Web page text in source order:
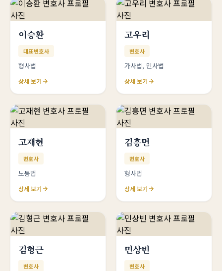
이승환
대표변호사
형사법
상세 보기
고우리
변호사
가사법, 민사법
상세 보기
고재현
변호사
노동법
상세 보기
김흥면
변호사
형사법
상세 보기
김형근
변호사
민상빈
변호사